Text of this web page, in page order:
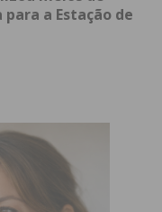
a Estação de